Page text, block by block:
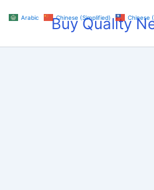
Buy Quality
Arabic Chinese (Simplified) Chinese